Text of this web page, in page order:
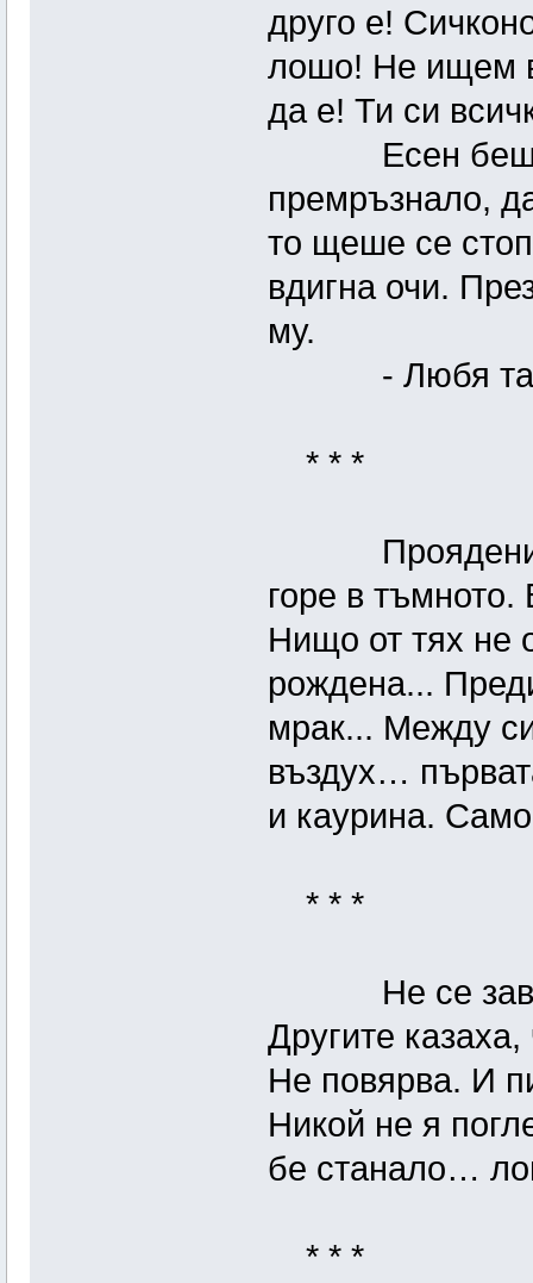
друго е!
лошо! Не ищем
да е! Ти си
Есен беше,
премръзнало,
то щеше се
вдигна очи.
му.
- Любя
* * *
Проядени
горе в
Нищо от тях не
рождена...
мрак... Между
въздух…
и каурина.
* * *
Не се
Другите
Не повярва. И
Никой не я
бе станало…
* * *